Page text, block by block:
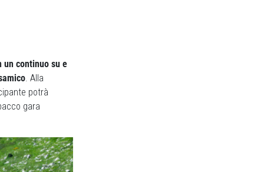
un continuo su e
. Alla
potrà
gara